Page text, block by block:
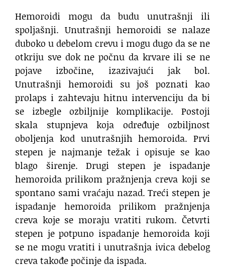
Hemoroidi mogu da budu unutrašnji ili
spoljašnji. Unutrašnji hemoroidi se nalaze
duboko u debelom crevu i mogu dugo da se ne
otkriju sve dok ne počnu da krvare ili se ne
pojave izbočine, izazivajući jak bol.
Unutrašnji hemoroidi su još poznati kao
prolaps i zahtevaju hitnu intervenciju da bi
se izbegle ozbiljnije komplikacije. Postoji
skala stupnjeva koja određuje ozbiljnost
oboljenja kod unutrašnjih hemoroida. Prvi
stepen je najmanje težak i opisuje se kao
blago širenje. Drugi stepen je ispadanje
hemoroida prilikom pražnjenja creva koji se
spontano sami vraćaju nazad. Treći stepen je
ispadanje hemoroida prilikom pražnjenja
creva koje se moraju vratiti rukom. Četvrti
stepen je potpuno ispadanje hemoroida koji
se ne mogu vratiti i unutrašnja ivica debelog
creva takođe počinje da ispada.